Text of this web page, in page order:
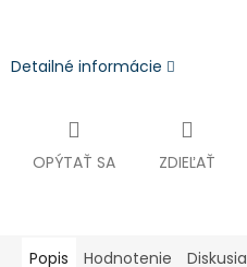
Detailné informácie
OPÝTAŤ SA ZDIEĽAŤ
Popis Hodnotenie Diskusia